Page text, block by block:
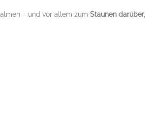
– und vor allem zum Staunen darüber,